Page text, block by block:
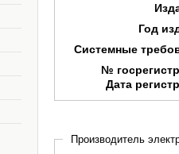
Год
Системные
№
Дата
Производитель